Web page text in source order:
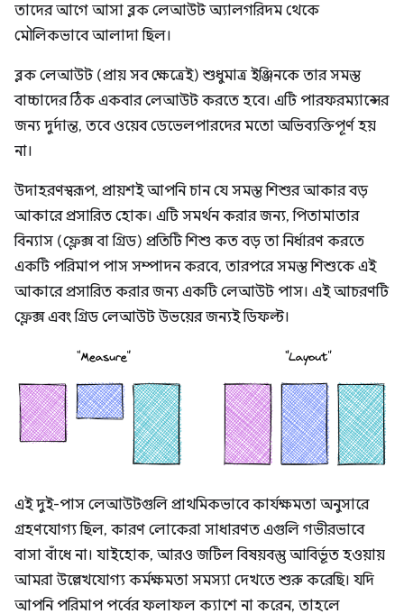
তাদের আগে আসা ব্লক লেআউট অ্যালগরিদম থেকে
মৌলিকভাবে আলাদা ছিল।
ব্লক লেআউট (প্রায় সব ক্ষেত্রেই) শুধুমাত্র ইঞ্জিনকে তার সমস্ত
বাচ্চাদের ঠিক একবার লেআউট করতে হবে। এটি পারফরম্যান্সের
জন্য দুর্দান্ত, তবে ওয়েব ডেভেলপারদের মতো অভিব্যক্তিপূর্ণ হয়
না।
উদাহরণস্বরূপ, প্রায়শই আপনি চান যে সমস্ত শিশুর আকার বড়
আকারে প্রসারিত হোক। এটি সমর্থন করার জন্য, পিতামাতার
বিন্যাস (ফ্লেক্স বা গ্রিড) প্রতিটি শিশু কত বড় তা নির্ধারণ করতে
একটি পরিমাপ পাস সম্পাদন করবে, তারপরে সমস্ত শিশুকে এই
আকারে প্রসারিত করার জন্য একটি লেআউট পাস। এই আচরণটি
ফ্লেক্স এবং গ্রিড লেআউট উভয়ের জন্যই ডিফল্ট।
এই দুই-পাস লেআউটগুলি প্রাথমিকভাবে কার্যক্ষমতা অনুসারে
গ্রহণযোগ্য ছিল, কারণ লোকেরা সাধারণত এগুলি গভীরভাবে
বাসা বাঁধে না। যাইহোক, আরও জটিল বিষয়বস্তু আবির্ভূত হওয়ায়
আমরা উল্লেখযোগ্য কর্মক্ষমতা সমস্যা দেখতে শুরু করেছি। যদি
আপনি পরিমাপ পর্বের ফলাফল ক্যাশে না করেন, তাহলে